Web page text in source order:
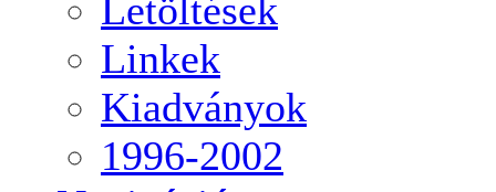
Letöltések
Linkek
Kiadványok
1996-2002